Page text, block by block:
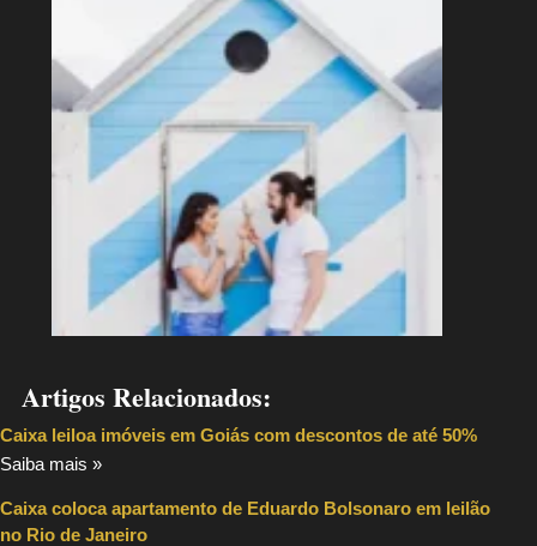
Artigos Relacionados:
Caixa leiloa imóveis em Goiás com descontos de até 50%
Saiba mais »
Caixa coloca apartamento de Eduardo Bolsonaro em leilão
no Rio de Janeiro